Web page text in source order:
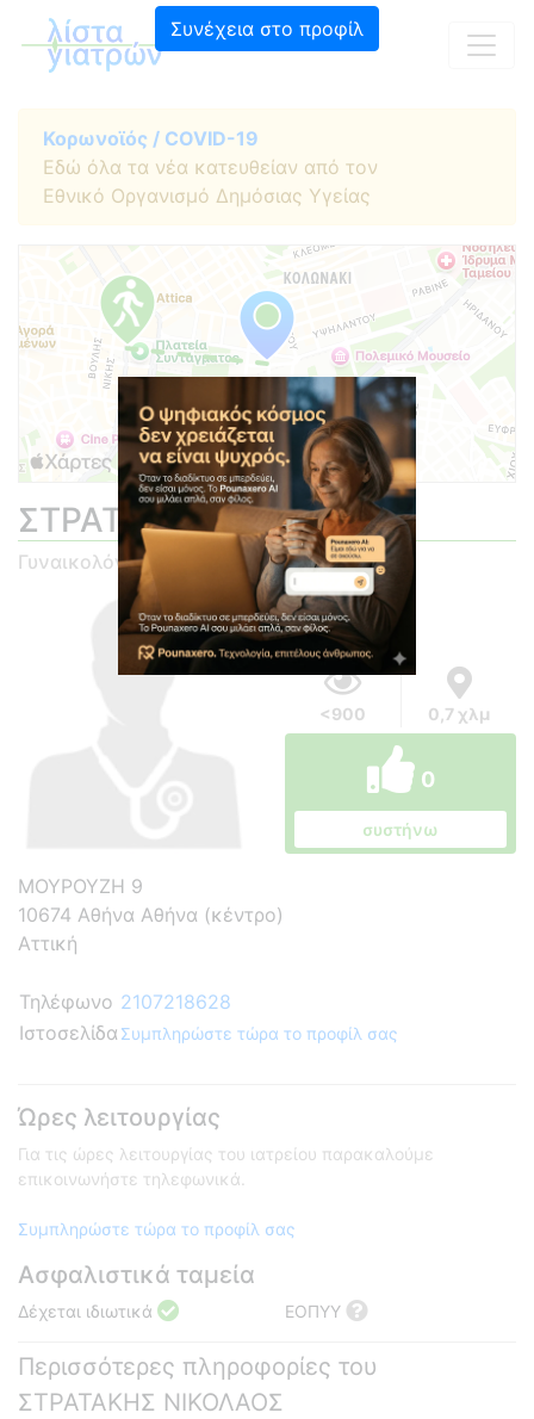
Συνέχεια στο προφίλ
Κορωνοϊός / COVID-19
Εδώ όλα τα νέα κατευθείαν από τον
Εθνικό Οργανισμό Δημόσιας Υγείας
ΣΤΡΑΤΑΚΗΣ ΝΙΚΟΛΑΟΣ
Γυναικολόγος - Μαιευτήρας
<900 0,7 χλμ
0
συστήνω
ΜΟΥΡΟΥΖΗ 9
10674 Αθήνα Αθήνα (κέντρο)
Αττική
Τηλέφωνο 2107218628
Ιστοσελίδα Συμπληρώστε τώρα το προφίλ σας
Ώρες λειτουργίας
Για τις ώρες λειτουργίας του ιατρείου παρακαλούμε
επικοινωνήστε τηλεφωνικά.
Συμπληρώστε τώρα το προφίλ σας
Ασφαλιστικά ταμεία
Δέχεται ιδιωτικά ΕΟΠΥΥ
Περισσότερες πληροφορίες του
ΣΤΡΑΤΑΚΗΣ ΝΙΚΟΛΑΟΣ